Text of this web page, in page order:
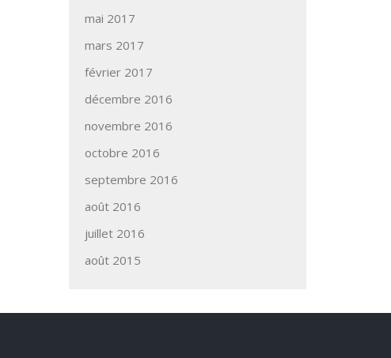
mai 2017
mars 2017
février 2017
décembre 2016
novembre 2016
octobre 2016
septembre 2016
août 2016
juillet 2016
août 2015